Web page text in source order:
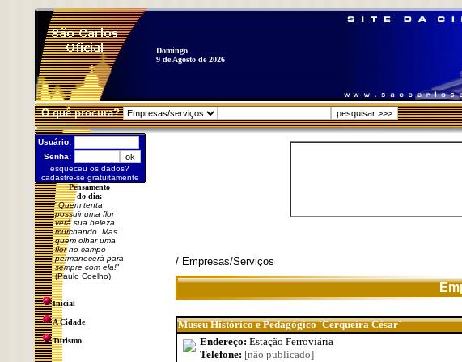
Domingo
9 de Agosto de 2026
O quê procura?
Usuário:
Senha:
esqueceu os dados?
cadastre-se gratuitamente
Pensamento
do dia:
"Quem tenta
possuir uma flor
verá sua beleza
murchando. Mas
quem olhar uma
flor no campo
permanecerá para
sempre com ela!"
(Paulo Coelho)
Inicial
A Cidade
Turismo
/ Empresas/Serviços
Museu Histórico e Pedagógico `Cerqueira César`
Endereço: Estação Ferroviária
Telefone: [não publicado]